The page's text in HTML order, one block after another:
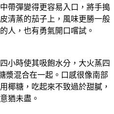
帶彈變得更容易入口，將手搗
清蒸的茄子上，風味更勝一般
人，也有勇氣開口嚐試。
小時使其吸飽水分，大火蒸四
漿混合在一起。 口感很像南部
椰糖，吃起來不致過於甜膩，
猶未盡。